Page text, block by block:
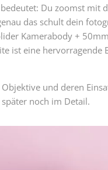
Du zoomst mit
das schult dein
Kamerabody + 50mm
ist eine hervorragende
und deren
noch im Detail.